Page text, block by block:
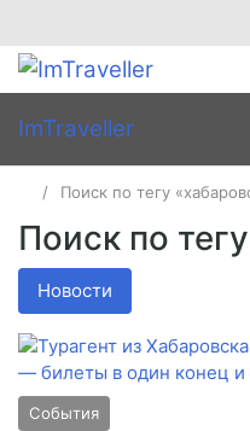
ImTraveller
Поиск по тегу
Поиск по
Новости
События